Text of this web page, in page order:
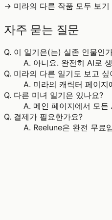
→ 미라의 다른 작품 모두 보기
자주 묻는 질문
Q. 이 일기은(는) 실존 인물인
A. 아니요. 완전히 AI로
Q. 미라의 다른 일기도 보고 싶
A. 미라의 캐릭터 페이
Q. 다른 미녀 일기은 있나요?
A. 메인 페이지에서 모
Q. 결제가 필요한가요?
A. Reelune은 완전 무료